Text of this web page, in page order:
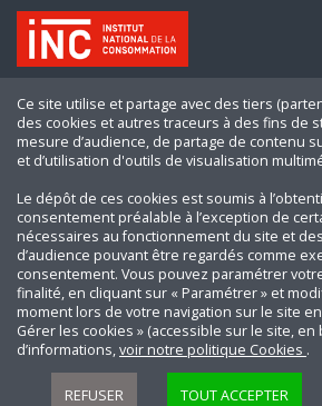
Ce site utilise et partage avec des tiers
des cookies et autres traceurs à des fins de
mesure d’audience, de partage de contenu
et d’utilisation d'outils de visualisation
Le dépôt de ces cookies est soumis à
consentement préalable à l’exception de
nécessaires au fonctionnement du site et
d’audience pouvant être regardés comme
consentement. Vous pouvez paramétrer
finalité, en cliquant sur « Paramétrer » et
moment lors de votre navigation sur le site
Gérer les cookies » (accessible sur le site, en
d’informations,voir notre politique Cookies .
REFUSER TOUT ACCEPTER